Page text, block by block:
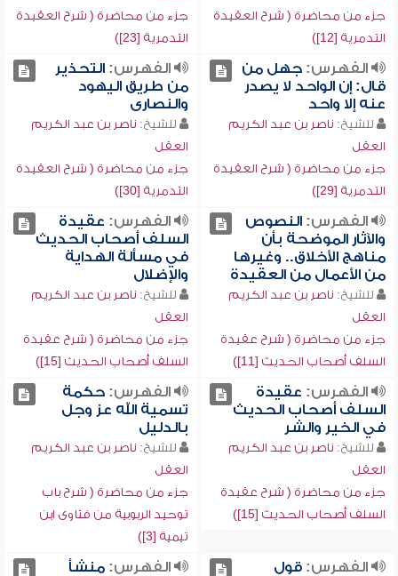
جزء من محاضرة ( شرح العقيدة
التدمرية [12])
جزء من محاضرة ( شرح العقيدة
التدمرية [23])
الفهرس:جهل من
قال: إن الواحد لا يصدر
عنه إلا واحد
للشيخ: ناصر بن عبد الكريم
العقل
جزء من محاضرة ( شرح العقيدة
التدمرية [29])
الفهرس:التحذير
من طريق اليهود
والنصارى
للشيخ: ناصر بن عبد الكريم
العقل
جزء من محاضرة ( شرح العقيدة
التدمرية [30])
الفهرس:النصوص
والآثار الموضحة بأن
مناهج الأخلاق.. وغيرها
من الأعمال من العقيدة
للشيخ: ناصر بن عبد الكريم
العقل
جزء من محاضرة ( شرح عقيدة
السلف أصحاب الحديث [11])
الفهرس: عقيدة
السلف أصحاب الحديث
في مسألة الهداية
والإضلال
للشيخ: ناصر بن عبد الكريم
العقل
جزء من محاضرة ( شرح عقيدة
السلف أصحاب الحديث [15])
الفهرس: عقيدة
السلف أصحاب الحديث
في الخير والشر
للشيخ: ناصر بن عبد الكريم
العقل
جزء من محاضرة ( شرح عقيدة
السلف أصحاب الحديث [15])
الفهرس:حكمة
تسمية الله عز وجل
بالدليل
للشيخ: ناصر بن عبد الكريم
العقل
جزء من محاضرة ( شرح باب
توحيد الربوبية من فتاوى ابن
تيمية [3])
الفهرس:قول
الفهرس:منشأ